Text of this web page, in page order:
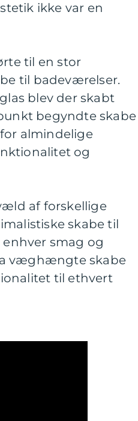
ikke var en
til en stor
til badeværelser.
blev der skabt
begyndte skabe
almindelige
og
af forskellige
skabe til
smag og
væghængte skabe
til ethvert